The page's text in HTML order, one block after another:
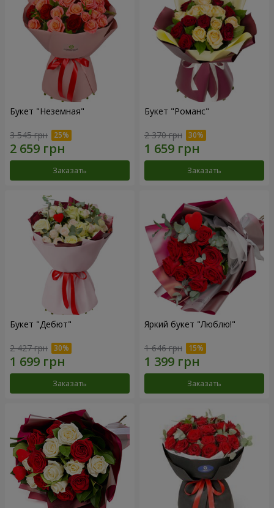
Букет "Неземная"
3 545 грн
Заказать
Букет "Романс"
2 370 грн
Заказать
Букет "Дебют"
2 427 грн
Заказать
Яркий букет "Люблю!"
1 646 грн
Заказать